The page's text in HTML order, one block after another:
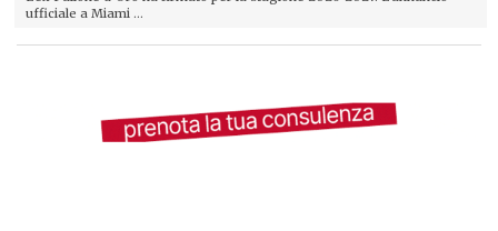
ufficiale a Miami ...